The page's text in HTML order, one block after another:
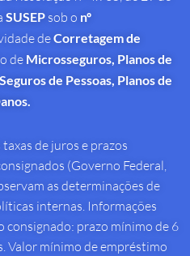
SUSEP sob o nº
deCorretagem de
de Microsseguros, Planos de
de Pessoas, Planos de
taxas de juros e prazos
(Governo Federal,
as determinações de
internas. Informações
consignado: prazo mínimo de 6
Valor mínimo de empréstimo